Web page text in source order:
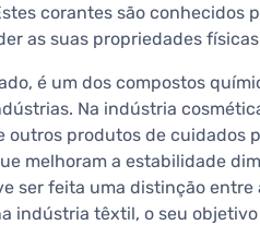
corantes são
as suas propriedades
é um dos compostos
Na indústria
outros produtos de cuidados
melhoram a estabilidade
ser feita uma distinção
indústria têxtil, o seu